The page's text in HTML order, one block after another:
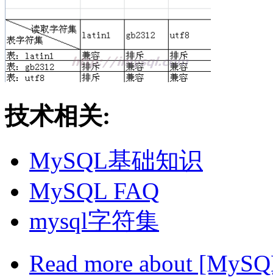
技术相关:
MySQL基础知识
MySQL FAQ
mysql字符集
Read more about